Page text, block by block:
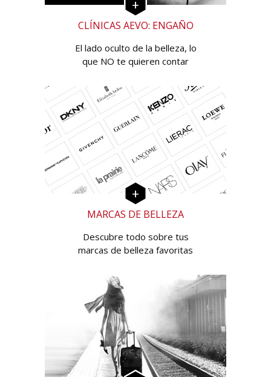
CLÍNICAS AEVO: ENGAÑO
El lado oculto de la belleza, lo
que NO te quieren contar
MARCAS DE BELLEZA
Descubre todo sobre tus
marcas de belleza favoritas